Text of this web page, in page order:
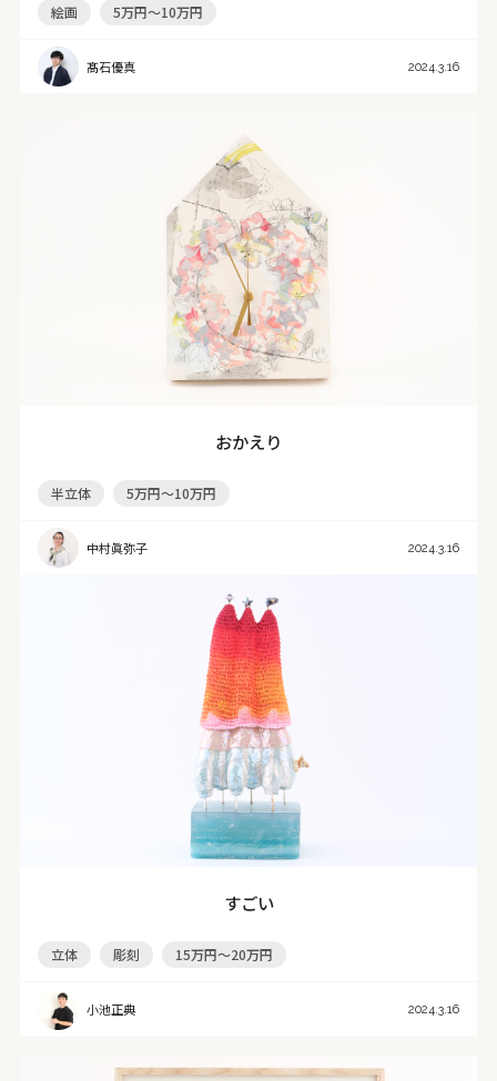
絵画 5万円～10万円
髙石優真 2024.3.16
おかえり
半立体 5万円～10万円
中村眞弥子 2024.3.16
すごい
立体 彫刻 15万円～20万円
小池正典 2024.3.16